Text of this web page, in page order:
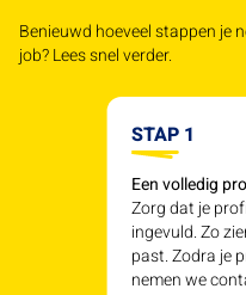
Benieuwd hoeveel stappen je
job? Lees snel verder.
STAP 1
Een volledig
Zorg dat je
ingevuld. Zo
past. Zodra je
nemen we